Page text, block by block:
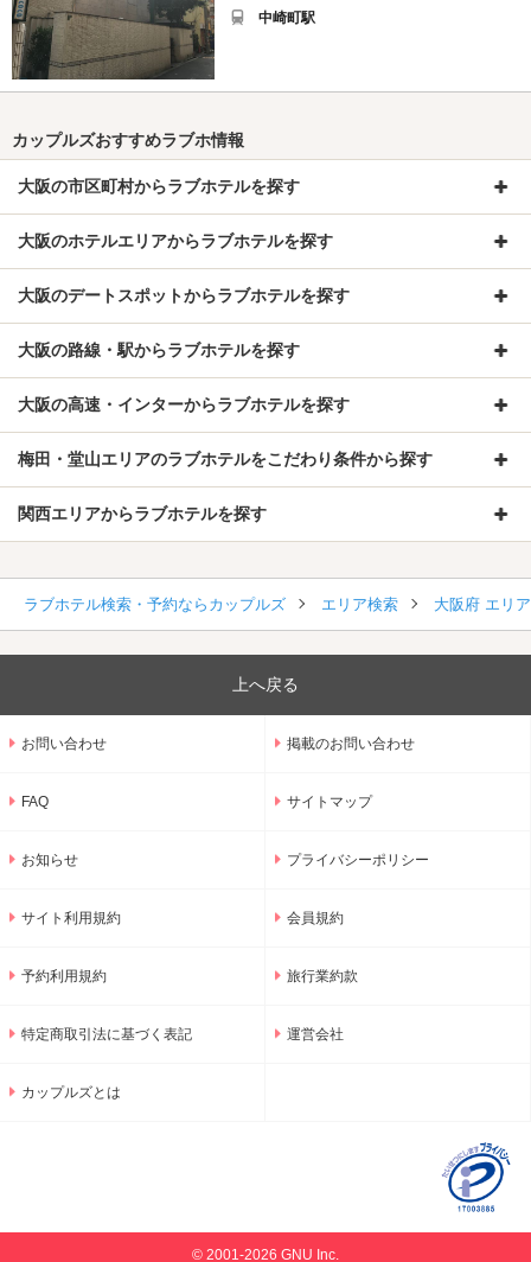
中崎町駅
カップルズおすすめラブホ情報
大阪の市区町村からラブホテルを探す
大阪のホテルエリアからラブホテルを探す
大阪のデートスポットからラブホテルを探す
大阪の路線・駅からラブホテルを探す
大阪の高速・インターからラブホテルを探す
梅田・堂山エリアのラブホテルをこだわり条件から探す
関西エリアからラブホテルを探す
ラブホテル検索・予約ならカップルズ エリア検索 大阪府 エリ
上へ戻る
お問い合わせ 掲載のお問い合わせ
FAQ サイトマップ
お知らせ プライバシーポリシー
サイト利用規約 会員規約
予約利用規約 旅行業約款
特定商取引法に基づく表記 運営会社
カップルズとは
© 2001-2026 GNU Inc.